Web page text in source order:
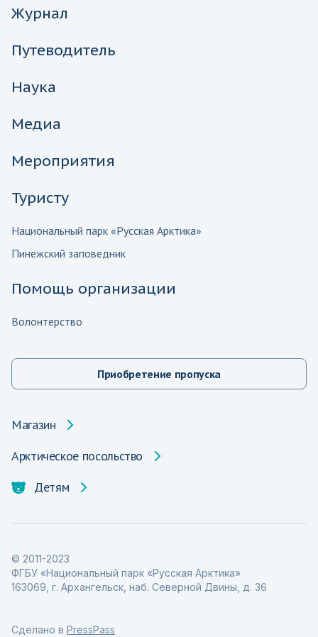
Журнал
Путеводитель
Наука
Медиа
Мероприятия
Туристу
Национальный парк «Русская Арктика»
Пинежский заповедник
Помощь организации
Волонтерство
Приобретение пропуска
Магазин
Арктическое посольство
Детям
© 2011-2023
ФГБУ «Национальный парк «Русская Арктика»
163069, г. Архангельск, наб. Северной Двины, д. 36
Сделано в PressPass